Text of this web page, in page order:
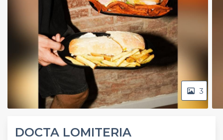
3
DOCTA LOMITERIA